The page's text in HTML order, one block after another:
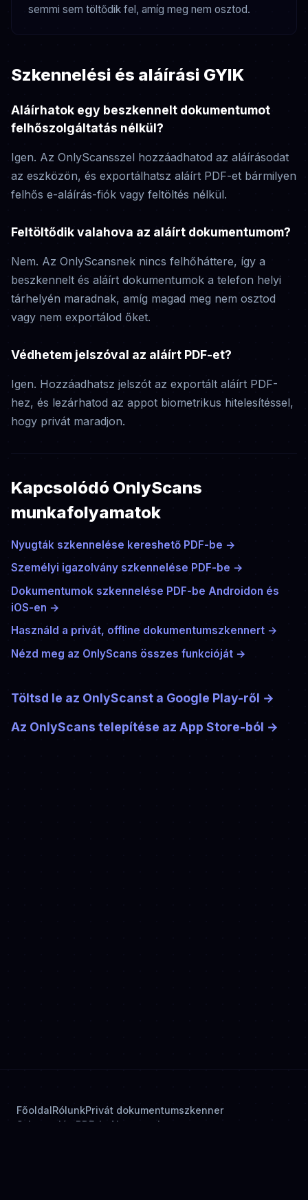
semmi sem töltődik fel, amíg meg nem osztod.
Szkennelési és aláírási GYIK
Aláírhatok egy beszkennelt dokumentumot
felhőszolgáltatás nélkül?
Igen. Az OnlyScansszel hozzáadhatod az aláírásodat
az eszközön, és exportálhatsz aláírt PDF-et bármilyen
felhős e-aláírás-fiók vagy feltöltés nélkül.
Feltöltődik valahova az aláírt dokumentumom?
Nem. Az OnlyScansnek nincs felhőháttere, így a
beszkennelt és aláírt dokumentumok a telefon helyi
tárhelyén maradnak, amíg magad meg nem osztod
vagy nem exportálod őket.
Védhetem jelszóval az aláírt PDF-et?
Igen. Hozzáadhatsz jelszót az exportált aláírt PDF-
hez, és lezárhatod az appot biometrikus hitelesítéssel,
hogy privát maradjon.
Kapcsolódó OnlyScans
munkafolyamatok
Nyugták szkennelése kereshető PDF-be →
Személyi igazolvány szkennelése PDF-be →
Dokumentumok szkennelése PDF-be Androidon és
iOS-en →
Használd a privát, offline dokumentumszkennert →
Nézd meg az OnlyScans összes funkcióját →
Töltsd le az OnlyScanst a Google Play-ről →
Az OnlyScans telepítése az App Store-ból →
FőoldalRólunkPrivát dokumentumszkenner
Szkennelés PDF-be Nyugtaszkenner